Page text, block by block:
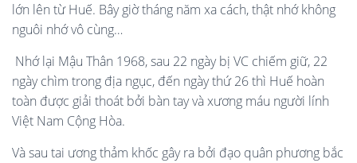
lớn lên từ Huế. Bây giờ tháng năm xa cách, thật nhớ không
nguôi nhớ vô cùng…
Nhớ lại Mậu Thân 1968, sau 22 ngày bị VC chiếm giữ, 22
ngày chìm trong địa ngục, đến ngày thứ 26 thì Huế hoàn
toàn được giải thoát bởi bàn tay và xương máu người lính
Việt Nam Cộng Hòa.
Và sau tai ương thảm khốc gây ra bởi đạo quân phương bắc